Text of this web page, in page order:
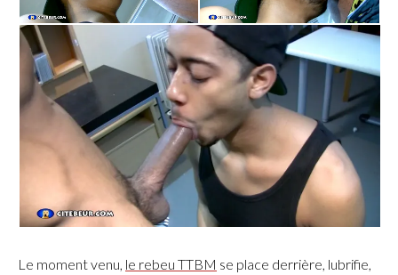
Le moment venu, le rebeu TTBM se place derrière, lubrifie,